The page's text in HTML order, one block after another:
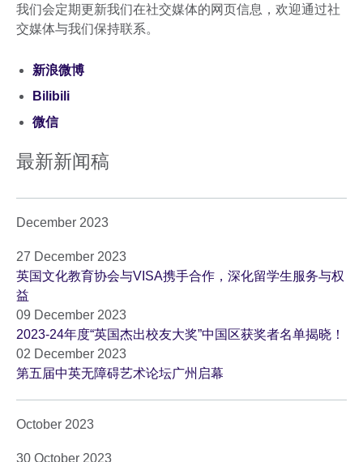
我们会定期更新我们在社交媒体的网页信息，欢迎通过社
交媒体与我们保持联系。
新浪微博
Bilibili
微信
最新新闻稿
December 2023
27 December 2023
英国文化教育协会与VISA携手合作，深化留学生服务与权
益
09 December 2023
2023-24年度“英国杰出校友大奖”中国区获奖者名单揭晓！
02 December 2023
第五届中英无障碍艺术论坛广州启幕
October 2023
30 October 2023